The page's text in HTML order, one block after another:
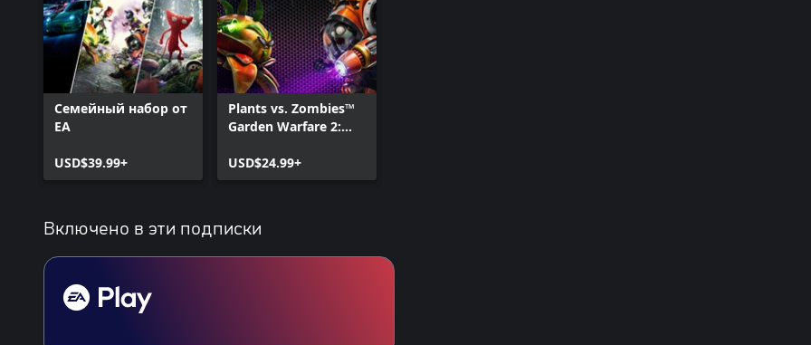
Семейный набор от
EA
USD$39.99+
Plants vs. Zombies™
Garden Warfare 2:
USD$24.99+
Включено в эти подписки